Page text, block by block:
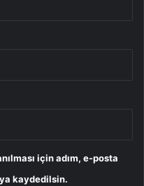
için adım, e-posta
kaydedilsin.